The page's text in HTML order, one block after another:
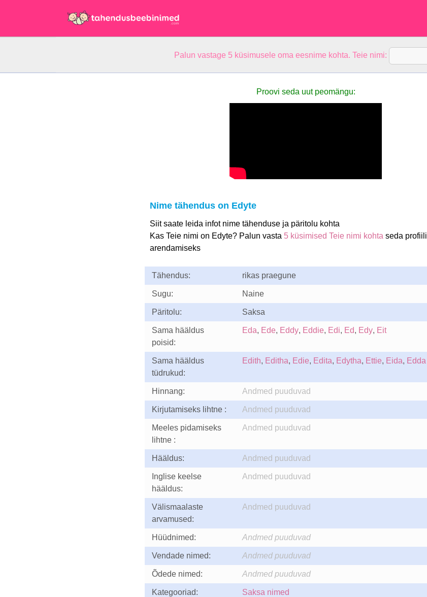
Palun vastage 5 küsimusele oma eesnime kohta. Teie nimi:
Proovi seda uut peomängu:
Nime tähendus on Edyte
Siit saate leida infot nime tähenduse ja päritolu kohta
Kas Teie nimi on Edyte? Palun vasta 5 küsimised Teie nimi kohta seda profiili
arendamiseks
Tähendus: rikas praegune
Sugu: Naine
Päritolu: Saksa
Sama hääldus
poisid:
Eda, Ede, Eddy, Eddie, Edi, Ed, Edy, Eit
Sama hääldus
tüdrukud:
Edith, Editha, Edie, Edita, Edytha, Ettie, Eida, Edda
Hinnang: Andmed puuduvad
Kirjutamiseks lihtne : Andmed puuduvad
Meeles pidamiseks
lihtne :
Andmed puuduvad
Hääldus: Andmed puuduvad
Inglise keelse
hääldus:
Andmed puuduvad
Välismaalaste
arvamused:
Andmed puuduvad
Hüüdnimed: Andmed puuduvad
Vendade nimed: Andmed puuduvad
Õdede nimed: Andmed puuduvad
Kategooriad: Saksa nimed